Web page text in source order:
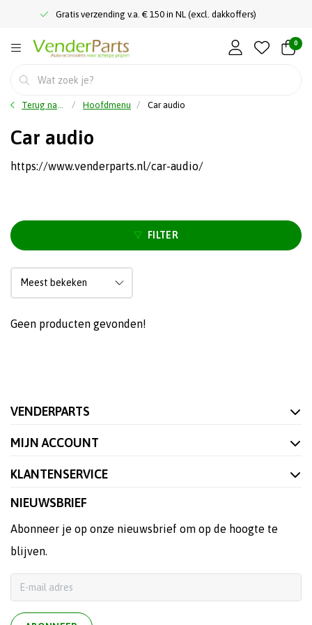
Gratis verzending v.a. € 150 in NL (excl. dakkoffers)
0
Terug naar home Hoofdmenu Car audio
Car audio
https://www.venderparts.nl/car-audio/
FILTER
Geen producten gevonden!
VENDERPARTS
MIJN ACCOUNT
KLANTENSERVICE
NIEUWSBRIEF
Abonneer je op onze nieuwsbrief om op de hoogte te
blijven.